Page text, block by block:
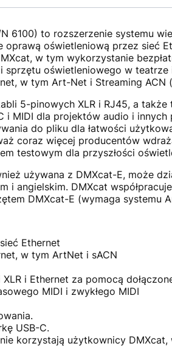
6100) to rozszerzenie systemu
oświetleniową przez sieć
w tym wykorzystanie
sprzętu oświetleniowego w
w tym Art-Net i Streaming ACN
5-pinowych XLR i RJ45, a
i MIDI dla projektów audio i
do pliku dla łatwości
coraz więcej producentów
testowym dla przyszłości
używana z DMXcat-E, może
i angielskim. DMXcat
DMXcat-E (wymaga systemu
Ethernet
w tym ArtNet i sACN
i Ethernet za pomocą
MIDI i zwykłego MIDI
USB-C.
korzystają użytkownicy